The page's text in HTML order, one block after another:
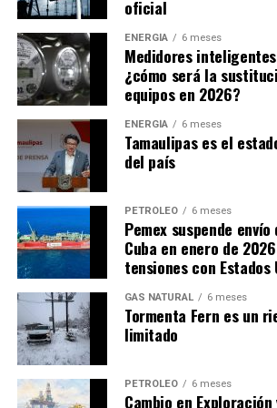
generando la investigación y desarrollo
como la exploración, extracción,
transformación y distribución del litio
Dentro del rubro denominado
materia energética’, también se
Nacional de Electricidad y Energías
Instituto Nacional de Investigaciones
quienes recibirán 32 y 63 veces más
LitioMx, respectivamente.
Apenas el 10 de marzo de 2023,
estatuto orgánico de la empresa, que
establecer las bases conforme a las
organización, jerarquía,
de la estructura organizacional que
México, así como las funciones,
funcionamiento y facultades de su
Administración, su director general, y
oficial
ENERGÍA 6 meses
Medidores inteligentes
¿cómo será la
equipos en 2026?
ENERGÍA 6 meses
Tamaulipas es el
del país
PETRÓLEO 6 meses
Pemex suspende
Cuba en enero de
tensiones con Estados
GAS NATURAL 6 meses
Tormenta Fern es un
limitado
PETRÓLEO 6 meses
Cambio en